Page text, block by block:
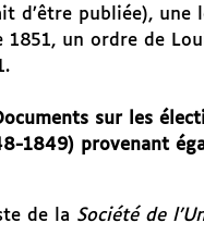
d’être publiée), une
1851, un ordre de
sur les
1849) provenant
de la Société de